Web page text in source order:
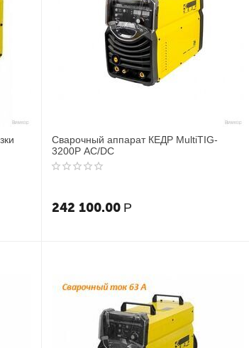
Сварочный аппарат КЕДР MultiTIG-
3200P AC/DC
242 100.00 Р